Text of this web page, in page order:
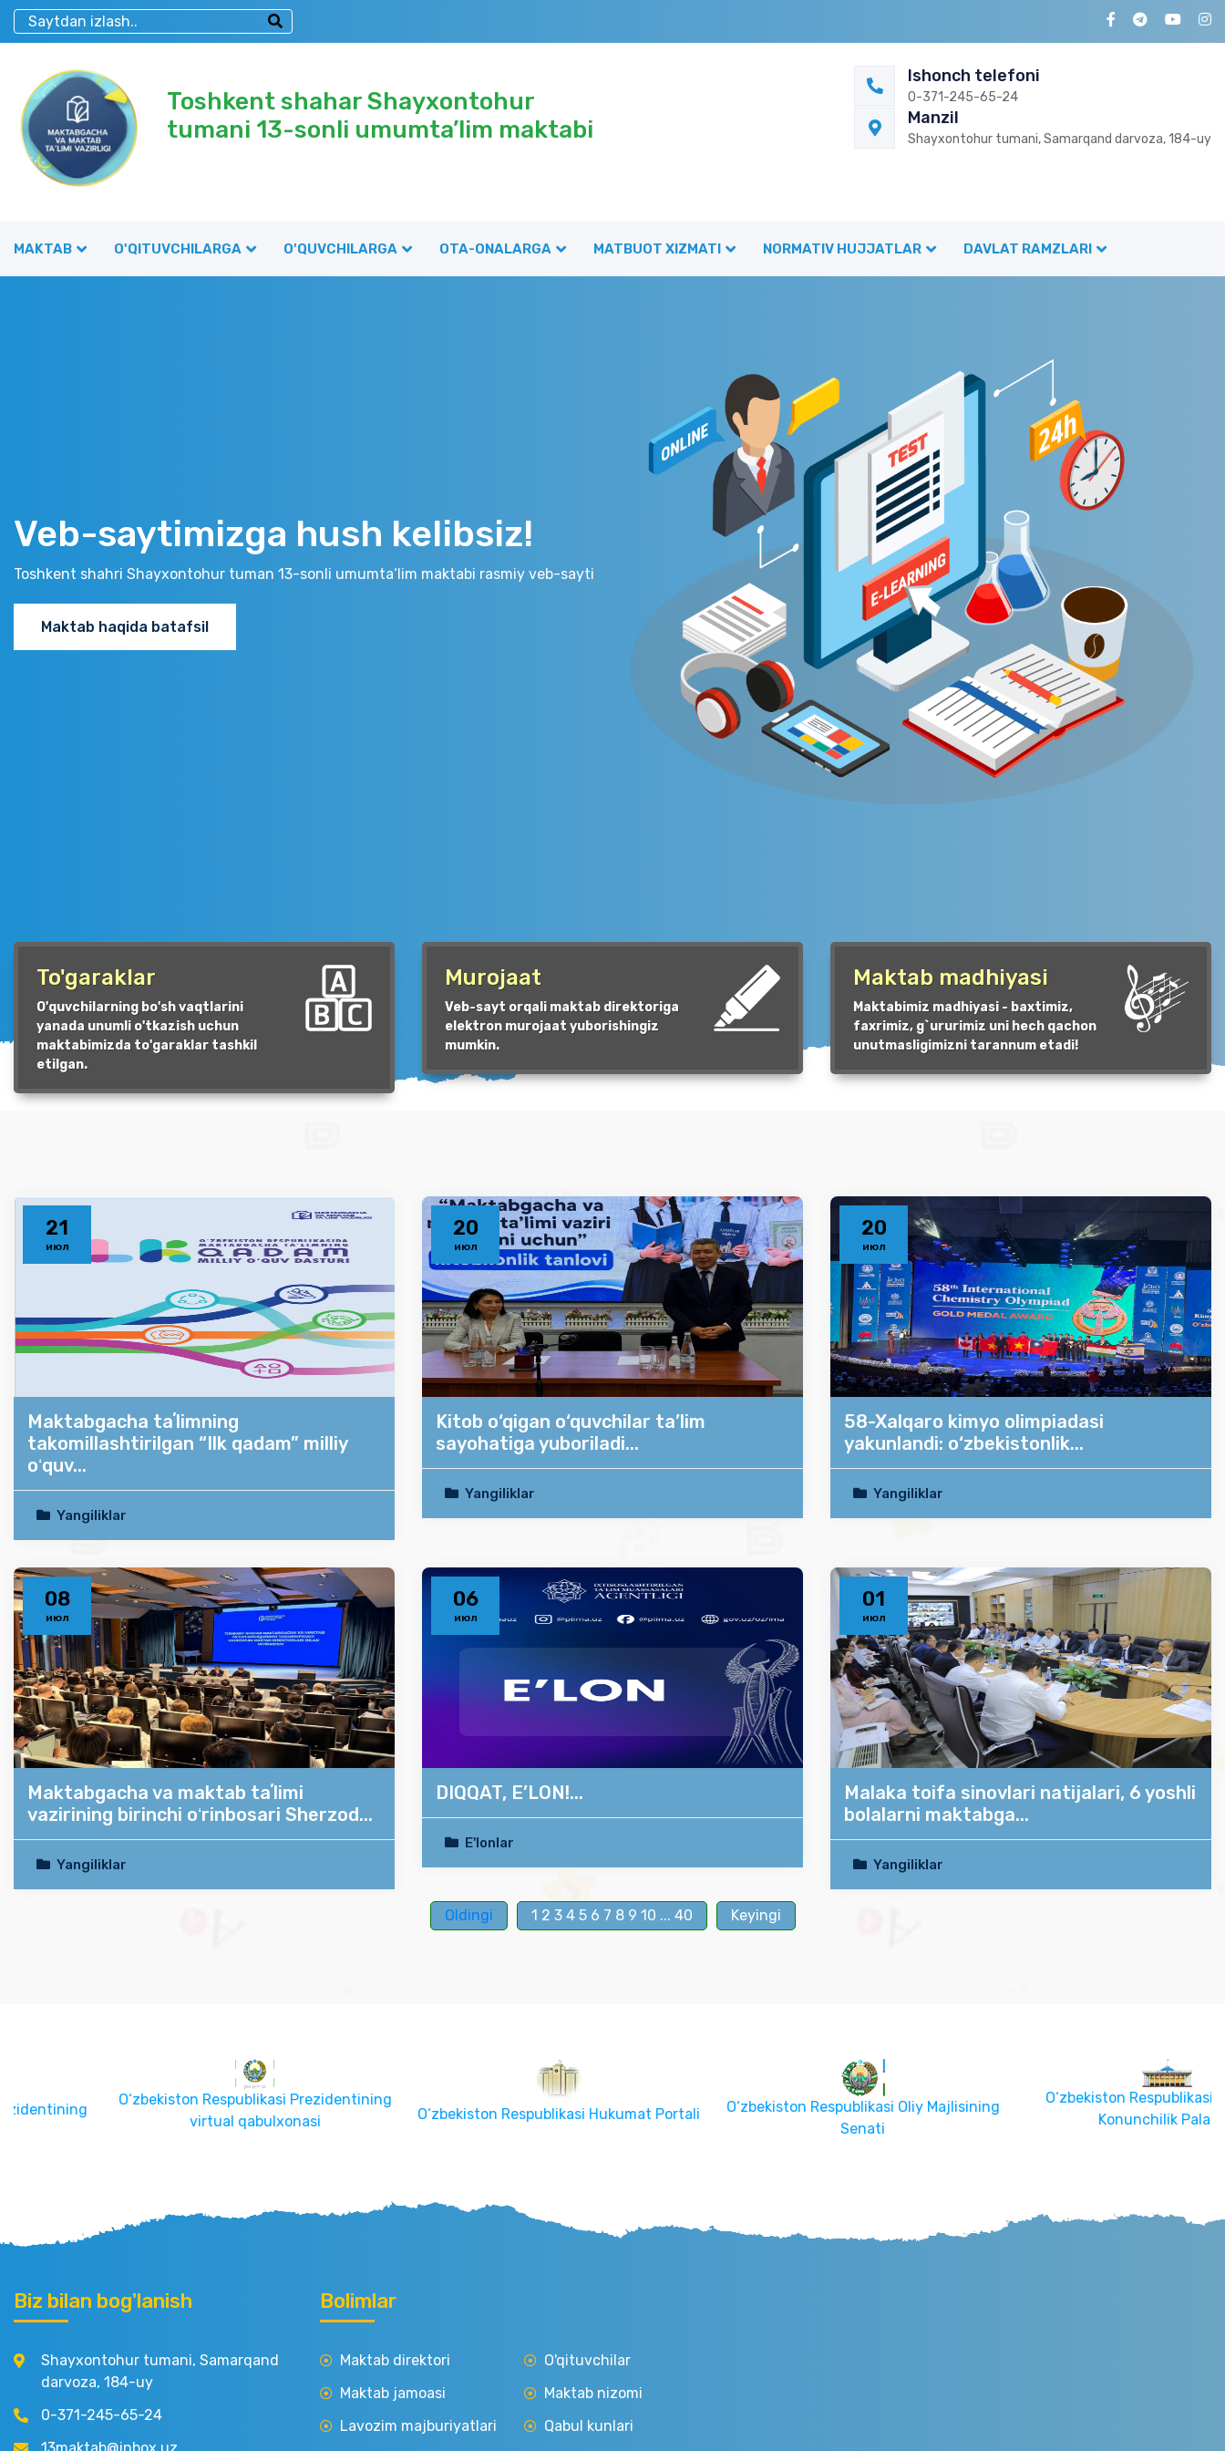
Toshkent shahar Shayxontohur
tumani 13-sonli umumta’lim maktabi
Ishonch telefoni
0-371-245-65-24
Manzil
Shayxontohur tumani, Samarqand darvoza, 184-uy
MAKTAB O'QITUVCHILARGA O'QUVCHILARGA OTA-ONALARGA MATBUOT XIZMATI NORMATIV HUJJATLAR DAVLAT RAMZLARI
Veb-saytimizga hush kelibsiz!
Toshkent shahri Shayxontohur tuman 13-sonli umumta‘lim maktabi rasmiy veb-sayti
Maktab haqida batafsil
To'garaklar
O'quvchilarning bo'sh vaqtlarini
yanada unumli o'tkazish uchun
maktabimizda to'garaklar tashkil
etilgan.
Murojaat
Veb-sayt orqali maktab direktoriga
elektron murojaat yuborishingiz
mumkin.
Maktab madhiyasi
Maktabimiz madhiyasi - baxtimiz,
faxrimiz, g`ururimiz uni hech qachon
unutmasligimizni tarannum etadi!
21
июл
Maktabgacha taʼlimning
takomillashtirilgan “Ilk qadam” milliy
oʻquv...
Yangiliklar
20
июл
Kitob o‘qigan o‘quvchilar ta’lim
sayohatiga yuboriladi...
Yangiliklar
20
июл
58-Xalqaro kimyo olimpiadasi
yakunlandi: o‘zbekistonlik...
Yangiliklar
08
июл
Maktabgacha va maktab taʼlimi
vazirining birinchi oʻrinbosari Sherzod...
Yangiliklar
06
июл
DIQQAT, E’LON!...
E'lonlar
01
июл
Malaka toifa sinovlari natijalari, 6 yoshli
bolalarni maktabga...
Yangiliklar
Oldingi 1 2 3 4 5 6 7 8 9 10 ... 40 Keyingi
O‘zbekiston Respublikasi Prezidentining
virtual qabulxonasi
O‘zbekiston Respublikasi Hukumat Portali
O‘zbekiston Respublikasi Oliy Majlisining
O‘zbekiston Respublikasi Oliy Majlisi
Konunchilik Palatasi
Biz bilan bog'lanish
Shayxontohur tumani, Samarqand
darvoza, 184-uy
0-371-245-65-24
Bolimlar
Maktab direktori
Maktab jamoasi
Lavozim majburiyatlari
O'qituvchilar
Maktab nizomi
Qabul kunlari